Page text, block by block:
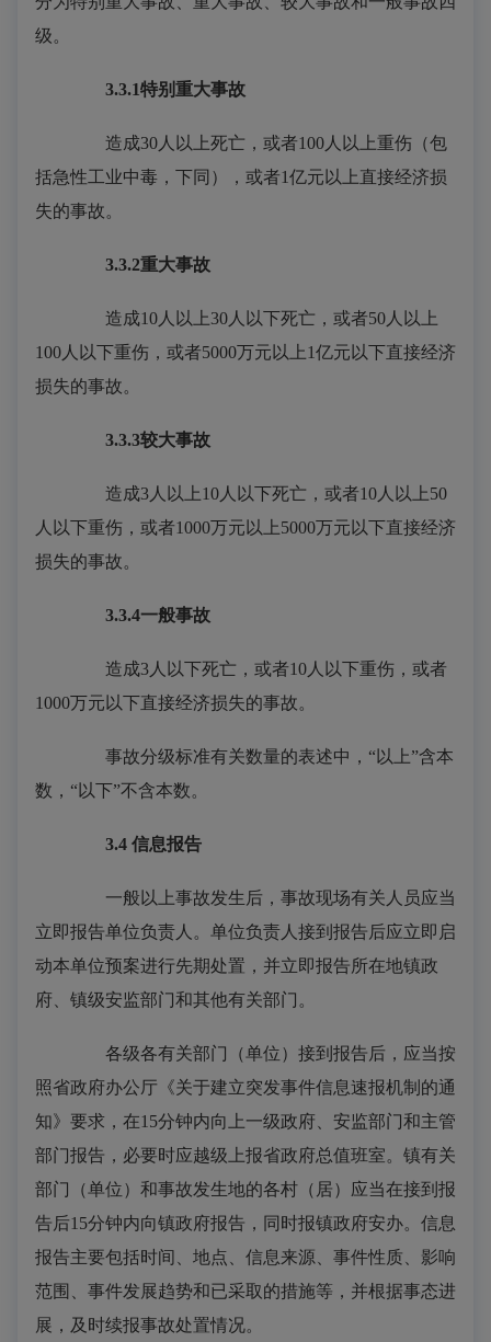
级。
3.3.1特别重大事故
造成30人以上死亡，或者100人以上重伤（包
括急性工业中毒，下同），或者1亿元以上直接经济损
失的事故。
3.3.2重大事故
造成10人以上30人以下死亡，或者50人以上
100人以下重伤，或者5000万元以上1亿元以下直接经济
损失的事故。
3.3.3较大事故
造成3人以上10人以下死亡，或者10人以上50
人以下重伤，或者1000万元以上5000万元以下直接经济
损失的事故。
3.3.4一般事故
造成3人以下死亡，或者10人以下重伤，或者
1000万元以下直接经济损失的事故。
事故分级标准有关数量的表述中，“以上”含本
数，“以下”不含本数。
3.4 信息报告
一般以上事故发生后，事故现场有关人员应当
立即报告单位负责人。单位负责人接到报告后应立即启
动本单位预案进行先期处置，并立即报告所在地镇政
府、镇级安监部门和其他有关部门。
各级各有关部门（单位）接到报告后，应当按
照省政府办公厅《关于建立突发事件信息速报机制的通
知》要求，在15分钟内向上一级政府、安监部门和主管
部门报告，必要时应越级上报省政府总值班室。镇有关
部门（单位）和事故发生地的各村（居）应当在接到报
告后15分钟内向镇政府报告，同时报镇政府安办。信息
报告主要包括时间、地点、信息来源、事件性质、影响
范围、事件发展趋势和已采取的措施等，并根据事态进
展，及时续报事故处置情况。